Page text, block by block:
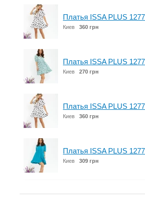
Платья ISSA PLUS
Киев 360 грн
Платья ISSA PLUS
Киев 270 грн
Платья ISSA PLUS
Киев 360 грн
Платья ISSA PLUS
Киев 309 грн